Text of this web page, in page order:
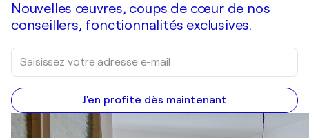
Nouvelles œuvres, coups de cœur de nos
conseillers, fonctionnalités exclusives.
J'en profite dès maintenant